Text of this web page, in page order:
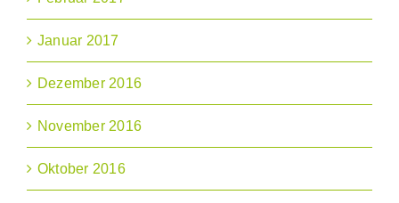
Januar 2017
Dezember 2016
November 2016
Oktober 2016